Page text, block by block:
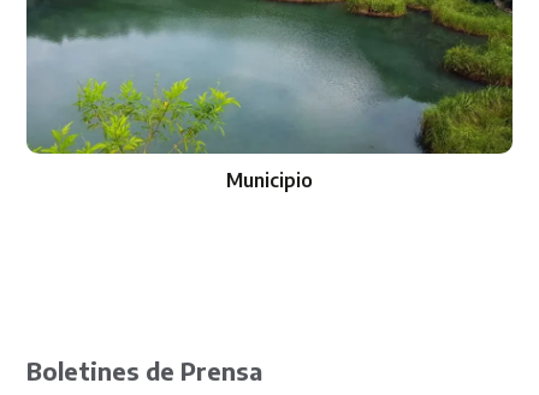
Gobierno
Boletines de Prensa